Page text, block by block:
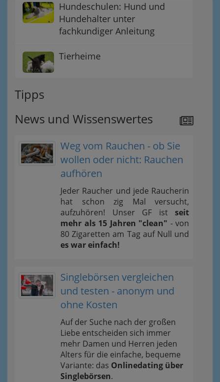
Hundeschulen: Hund und
Hundehalter unter
fachkundiger Anleitung
Tierheime
Tipps
News und Wissenswertes
Weg vom Rauchen - ob Sie
wollen oder nicht: Rauchen
aufhören
Jeder Raucher und jede Raucherin
hat schon zig Mal versucht,
aufzuhören! Unser GF ist seit
mehr als 15 Jahren "clean" - von
80 Zigaretten am Tag auf Null und
es war einfach!
Singlebörsen vergleichen
und testen - anonym und
ohne Kosten
Auf der Suche nach der großen
Liebe entscheiden sich immer
mehr Damen und Herren jeden
Alters für die einfache, bequeme
Variante: das Onlinedating über
Singlebörsen.